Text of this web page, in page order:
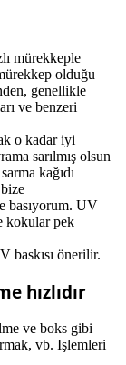
mürekkeple
olduğu
genellikle
ve benzeri
o kadar iyi
sarılmış olsun
kağıdı
bize
basıyorum. UV
kokular pek
baskısı önerilir.
hızlıdır
ve boks gibi
vb. Işlemleri